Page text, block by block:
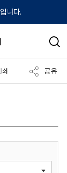
니다.
검
쇄 공유